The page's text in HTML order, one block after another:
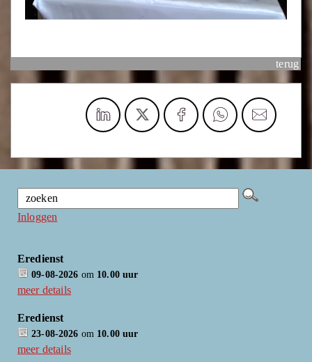
terug
Inloggen
Eredienst
09-08-2026 om 10.00 uur
meer details
Eredienst
23-08-2026 om 10.00 uur
meer details